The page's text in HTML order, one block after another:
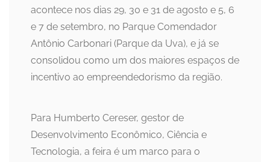
acontece nos dias 29, 30 e 31 de agosto e 5, 6
e 7 de setembro, no Parque Comendador
Antônio Carbonari (Parque da Uva), e já se
consolidou como um dos maiores espaços de
incentivo ao empreendedorismo da região.
Para Humberto Cereser, gestor de
Desenvolvimento Econômico, Ciência e
Tecnologia, a feira é um marco para o